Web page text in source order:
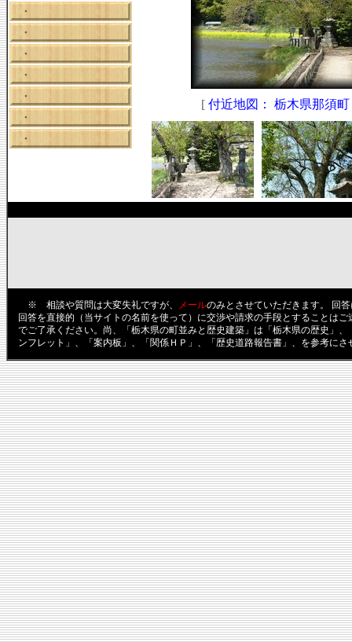
・
・
・
・
・
・
・
[ 付近地図： 栃木県那須町
※ 相談や質問は大変失礼ですが、 メールのみとさせていただきます。 回
回答を直接的（当サイトの名前を使って）に交渉や請求の手段とすることは
でご了承ください。尚、「栃木県の町並みと歴史建築」は「栃木県の歴史」
ンフレット」、「案内板」、「関係ＨＰ」、「歴史道路報告書」、を参考に